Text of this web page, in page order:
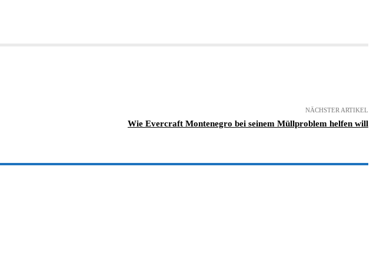
NÄCHSTER ARTIKEL
Wie Evercraft Montenegro bei seinem Müllproblem helfen will